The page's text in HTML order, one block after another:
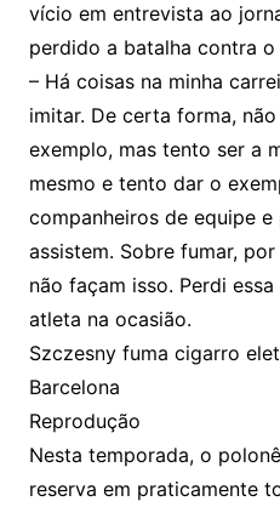
vício em entrevista ao
perdido a batalha contra o
– Há coisas na minha
imitar. De certa forma,
exemplo, mas tento ser a
mesmo e tento dar o
companheiros de equipe
assistem. Sobre fumar,
não façam isso. Perdi
atleta na ocasião.
Szczesny fuma cigarro
Barcelona
Reprodução
Nesta temporada, o
reserva em praticamente